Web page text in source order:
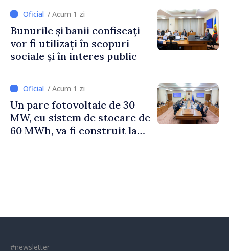
Irlandei de Nord, Fern
Horine / Acum 1 zi
Bunurile și banii confiscați
vor fi utilizați în scopuri
sociale și în interes public
/ Acum 1 zi
Un parc fotovoltaic de 30
MW, cu sistem de stocare de
60 MWh, va fi construit la
#newsletter